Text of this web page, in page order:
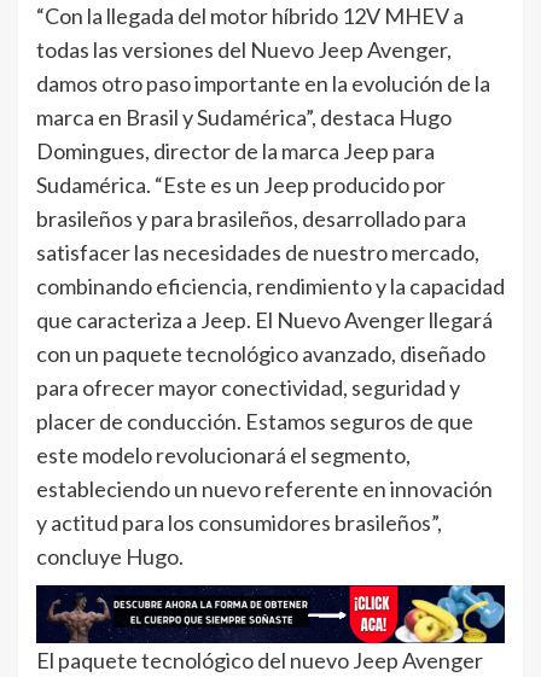
“Con la llegada del motor híbrido 12V MHEV a
todas las versiones del Nuevo Jeep Avenger,
damos otro paso importante en la evolución de la
marca en Brasil y Sudamérica”, destaca Hugo
Domingues, director de la marca Jeep para
Sudamérica. “Este es un Jeep producido por
brasileños y para brasileños, desarrollado para
satisfacer las necesidades de nuestro mercado,
combinando eficiencia, rendimiento y la capacidad
que caracteriza a Jeep. El Nuevo Avenger llegará
con un paquete tecnológico avanzado, diseñado
para ofrecer mayor conectividad, seguridad y
placer de conducción. Estamos seguros de que
este modelo revolucionará el segmento,
estableciendo un nuevo referente en innovación
y actitud para los consumidores brasileños”,
concluye Hugo.
El paquete tecnológico del nuevo Jeep Avenger